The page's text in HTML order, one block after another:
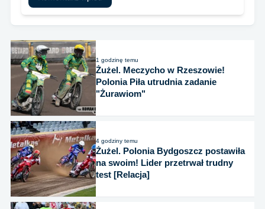
1 godzinę temu
Żużel. Meczycho w Rzeszowie!
Polonia Piła utrudnia zadanie
"Żurawiom"
4 godziny temu
Żużel. Polonia Bydgoszcz postawiła
na swoim! Lider przetrwał trudny
test [Relacja]